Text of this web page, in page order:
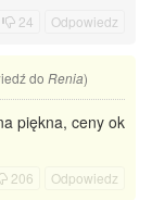
24 Odpowiedz
do Renia)
piękna, ceny ok
206 Odpowiedz